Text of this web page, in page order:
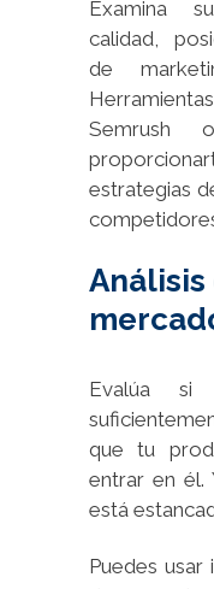
Examina
calidad,
de
Semrush
estrategias
Evalúa
que tu
entrar en él.
está
Puedes usar